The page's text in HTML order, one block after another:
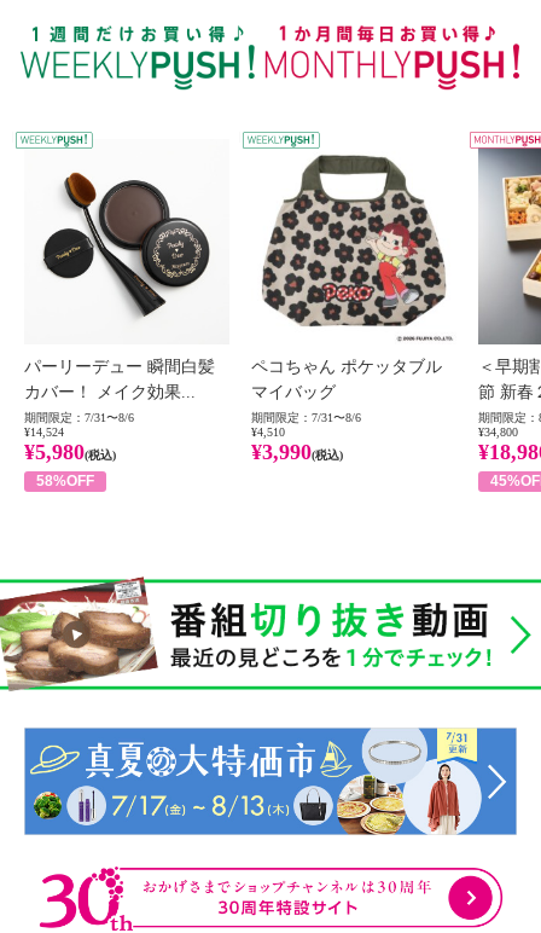
WEEKLY PUSH
パーリーデュー 瞬間白髪
カバー！ メイク効果...
期間限定：7/31〜8/6
¥14,524
¥5,980(税込)
58%OFF
ペコちゃん ポケッタブル
マイバッグ
期間限定：7/31〜8/6
¥4,510
¥3,990(税込)
＜早期
節 新春
期間限定：
¥34,800